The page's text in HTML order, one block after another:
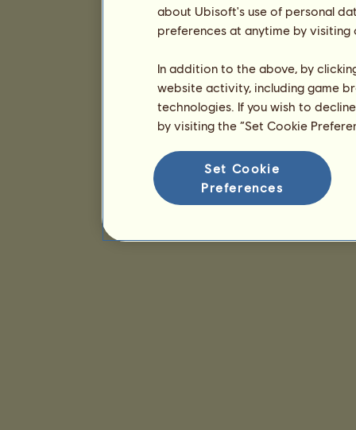
about Ubisoft's use of personal
preferences at anytime by
In addition to the above, by
website activity, including game
technologies. If you wish to
by visiting the “Set Cookie
Set Cookie
Preferences